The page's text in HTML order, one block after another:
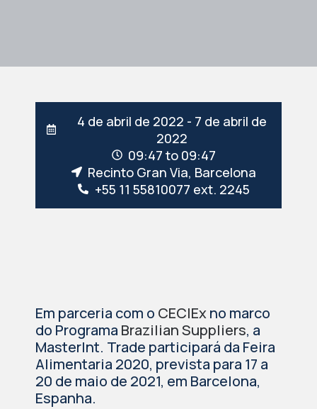
4 de abril de 2022 - 7 de abril de
2022
09:47 to 09:47
Recinto Gran Via, Barcelona
+55 11 55810077 ext. 2245
Em parceria com o CECIExno marco
do Programa Brazilian Suppliers, a
MasterInt. Trade participará da Feira
Alimentaria 2020, prevista para 17 a
20 de maio de 2021, em Barcelona,
Espanha.